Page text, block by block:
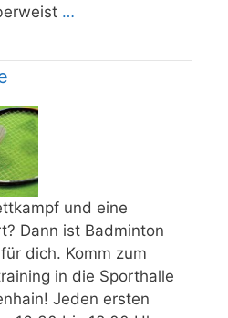
…
und eine
Dann ist Badminton
dich. Komm zum
in die Sporthalle
Jeden ersten